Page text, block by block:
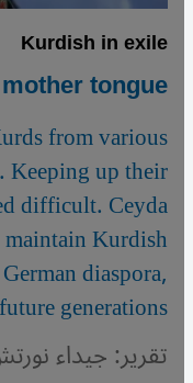
Kurdish in exile
tongue
from various
up their
difficult. Ceyda
Kurdish
diaspora,
generations
تقرير: جيداء